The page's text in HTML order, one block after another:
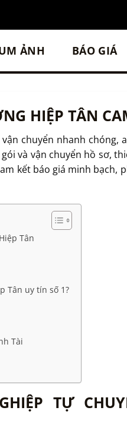
ẢNH BÁO GIÁ
HIỆP TÂN
chuyển nhanh
và vận chuyển hồ sơ,
kết báo giá minh bạch,
Tân
Tân uy tín số 1?
Tài
TỰ